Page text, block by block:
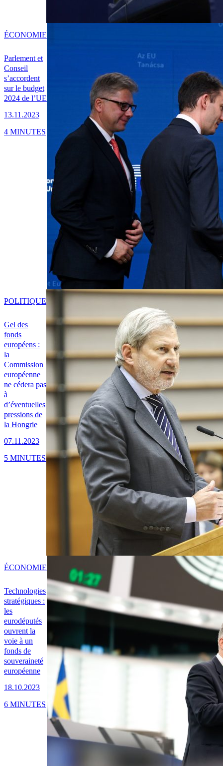
Parlement et
Conseil
s’accordent
sur le budget
2024 de l’UE
13.11.2023
ÉCONOMIE
4 MINUTES
Gel des
fonds
européens :
la
Commission
européenne
ne cédera pas
à
d’éventuelles
pressions de
la Hongrie
07.11.2023
POLITIQUE
5 MINUTES
Technologies
stratégiques :
les
eurodéputés
ouvrent la
voie à un
fonds de
souveraineté
européenne
18.10.2023
ÉCONOMIE
6 MINUTES